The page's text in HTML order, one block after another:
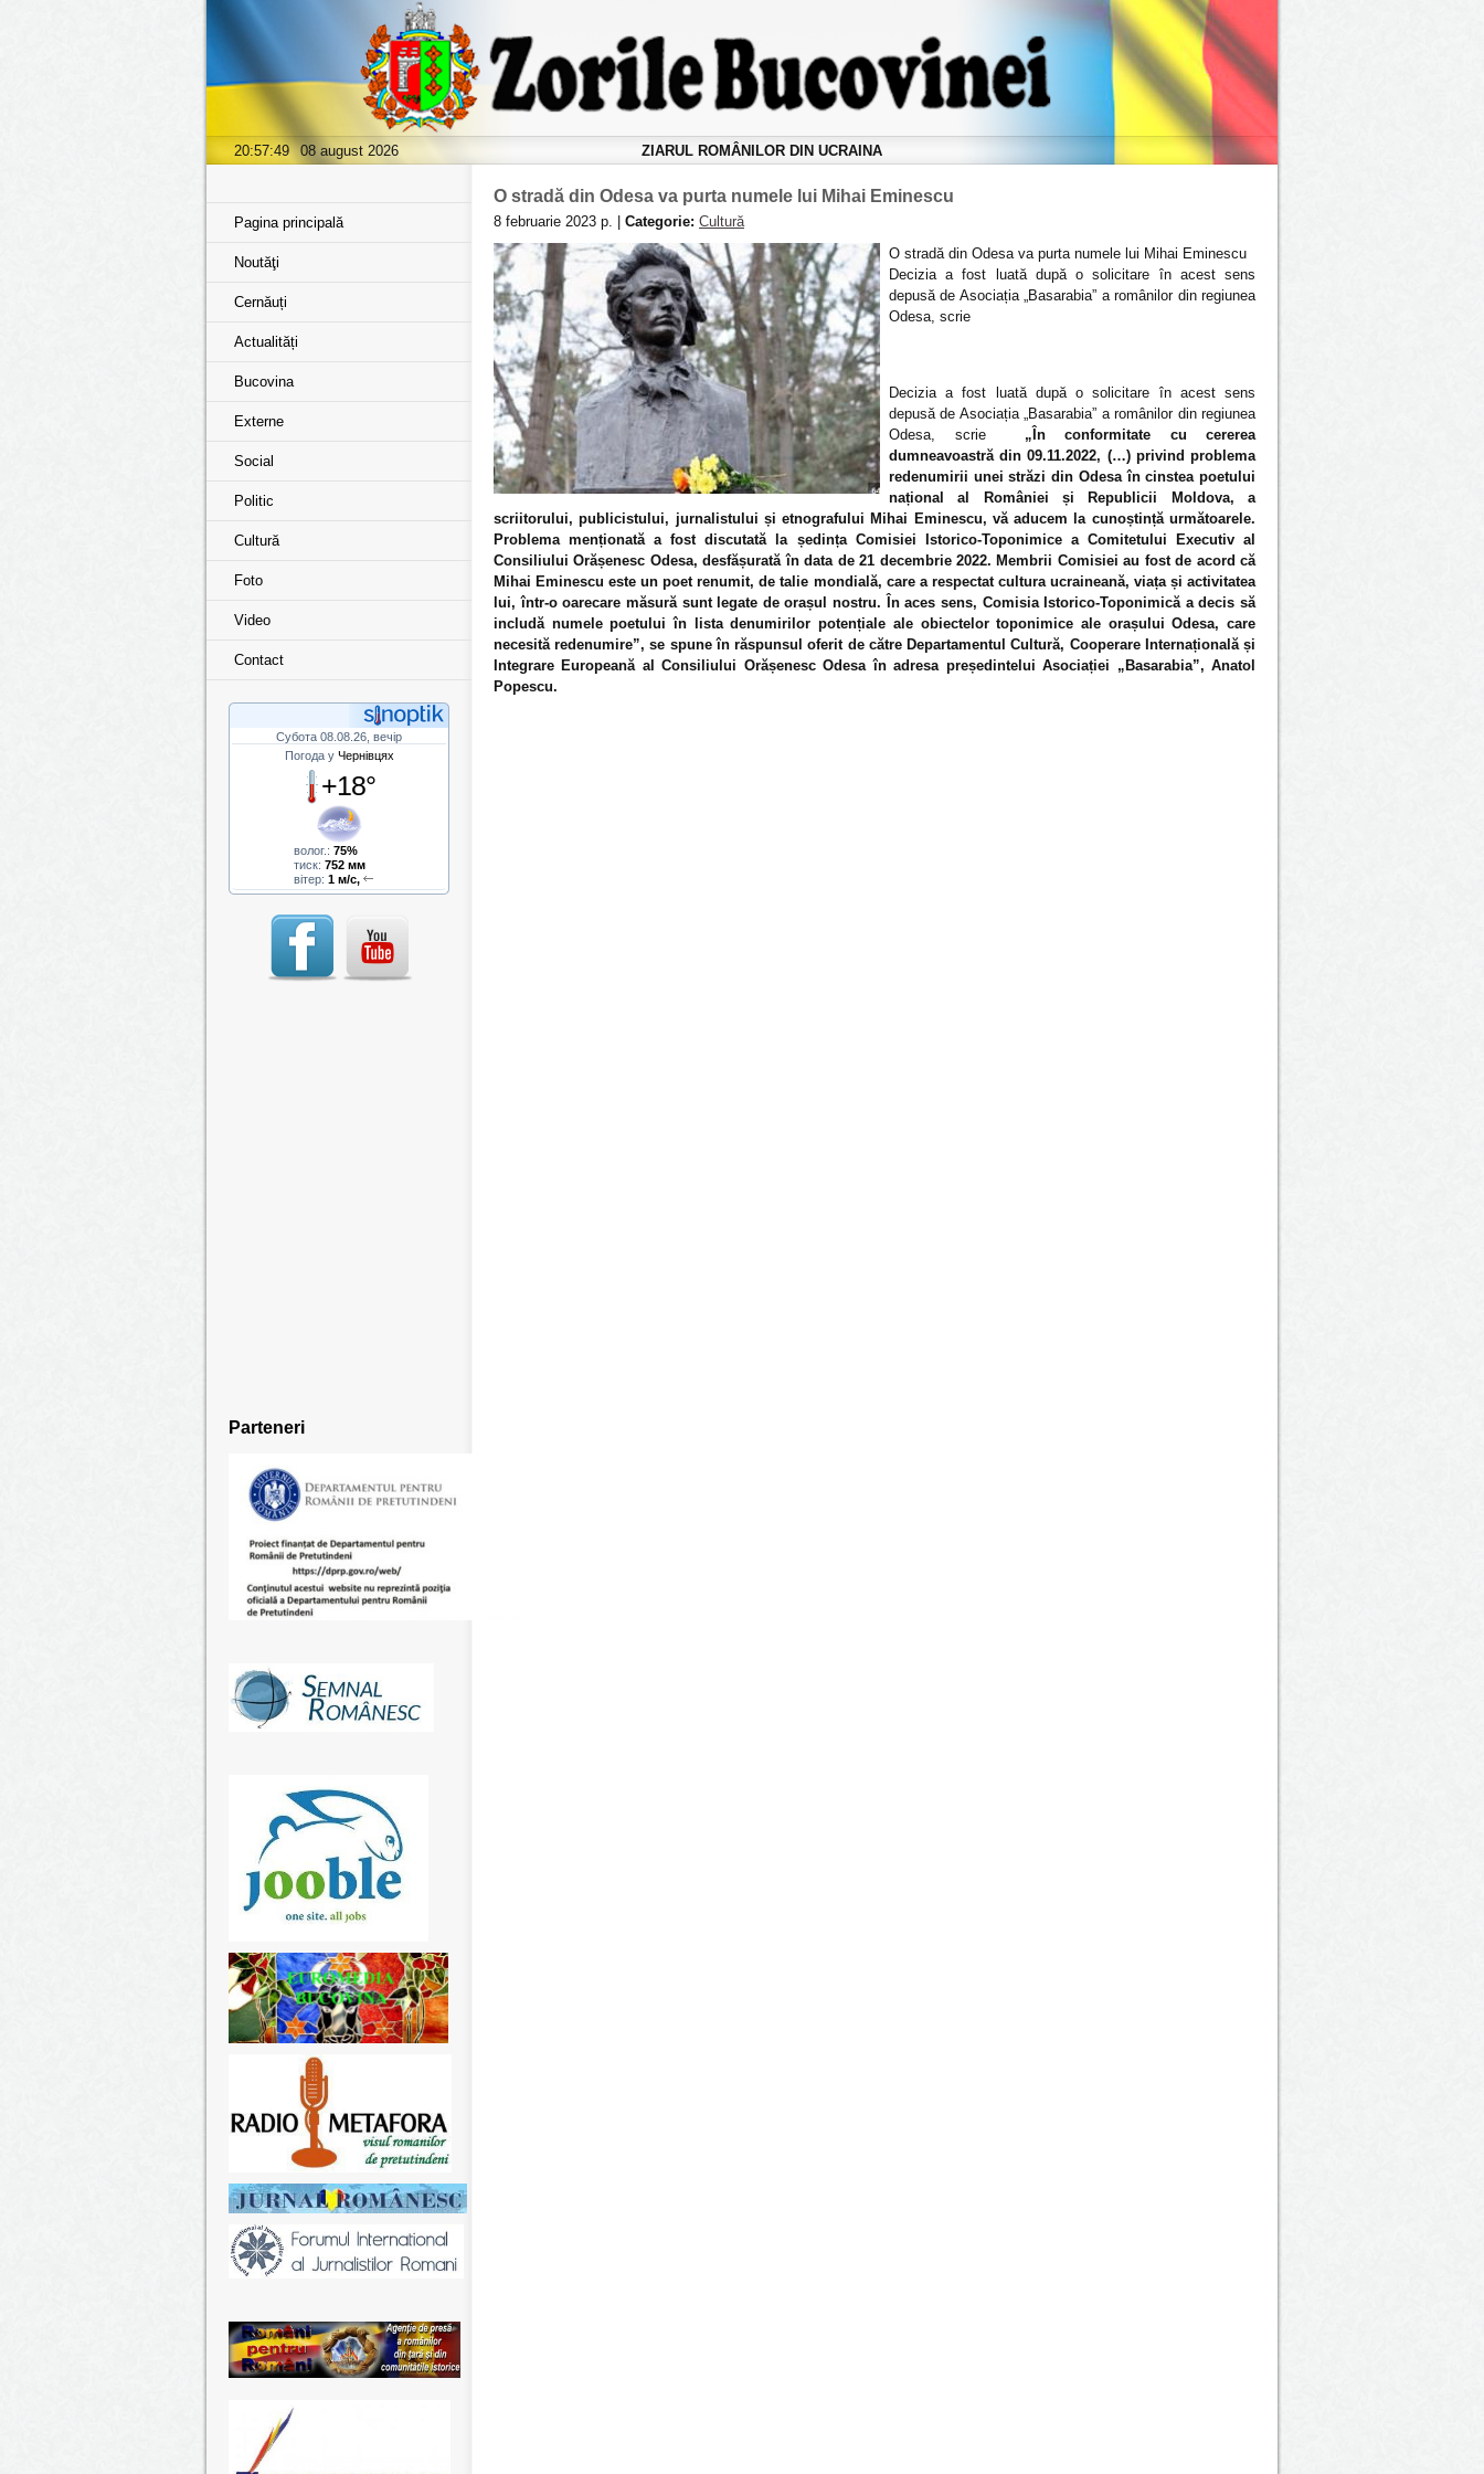
20:57:50 08 august 2026 ZIARUL ROMÂNILOR DIN UCRAINA
Pagina principală
Noutăţi
Cernăuți
Actualități
Bucovina
Externe
Social
Politic
Cultură
Foto
Video
Contact
Субота 08.08.26, вечір
Погода у Чернівцях
+18°
волог.: 75%
тиск: 752 мм
вітер: 1 м/с,
Parteneri
O stradă din Odesa va purta numele lui Mihai Eminescu
8 februarie 2023 р. | Categorie: Cultură
O stradă din Odesa va purta numele lui Mihai Eminescu
Decizia a fost luată după o solicitare în acest sens
depusă de Asociația „Basarabia” a românilor din regiunea
Odesa, scrie
Decizia a fost luată după o solicitare în acest sens
depusă de Asociația „Basarabia” a românilor din regiunea
Odesa, scrie
„În conformitate cu cererea
dumneavoastră din 09.11.2022, (…) privind problema
redenumirii unei străzi din Odesa în cinstea poetului
național al României și Republicii Moldova, a
scriitorului, publicistului, jurnalistului și etnografului Mihai Eminescu, vă aducem la cunoștință următoarele.
Problema menționată a fost discutată la ședința Comisiei Istorico-Toponimice a Comitetului Executiv al
Consiliului Orășenesc Odesa, desfășurată în data de 21 decembrie 2022. Membrii Comisiei au fost de acord că
Mihai Eminescu este un poet renumit, de talie mondială, care a respectat cultura ucraineană, viața și activitatea
lui, într-o oarecare măsură sunt legate de orașul nostru. În aces sens, Comisia Istorico-Toponimică a decis să
includă numele poetului în lista denumirilor potențiale ale obiectelor toponimice ale orașului Odesa, care
necesită redenumire”, se spune în răspunsul oferit de către Departamentul Cultură, Cooperare Internațională și
Integrare Europeană al Consiliului Orășenesc Odesa în adresa președintelui Asociației „Basarabia”, Anatol
Popescu.